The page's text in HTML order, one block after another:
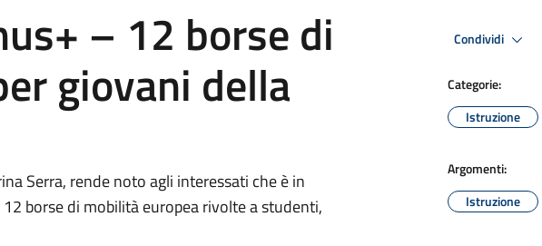
– 12 borse di
giovani della
Serra, rende noto agli interessati che è in
borse di mobilità europea rivolte a studenti,
Condividi
Categorie:
Istruzione
Argomenti:
Istruzione